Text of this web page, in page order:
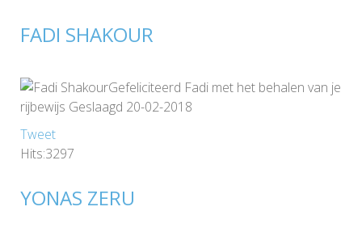
FADI SHAKOUR
Gefeliciteerd Fadi met het behalen van je
rijbewijs Geslaagd 20-02-2018
Tweet
Hits:3297
YONAS ZERU